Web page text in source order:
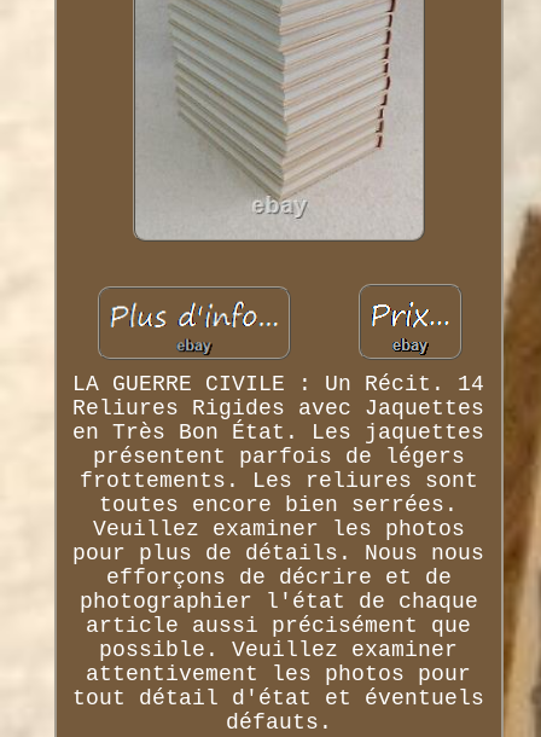
LA GUERRE CIVILE : Un Récit. 14
Reliures Rigides avec Jaquettes
en Très Bon État. Les jaquettes
présentent parfois de légers
frottements. Les reliures sont
toutes encore bien serrées.
Veuillez examiner les photos
pour plus de détails. Nous nous
efforçons de décrire et de
photographier l'état de chaque
article aussi précisément que
possible. Veuillez examiner
attentivement les photos pour
tout détail d'état et éventuels
défauts.